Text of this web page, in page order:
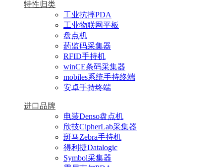
特性归类
工业抗摔PDA
工业物联网平板
盘点机
药监码采集器
RFID手持机
winCE条码采集器
mobiles系统手持终端
安卓手持终端
进口品牌
电装Denso盘点机
欣技CipherLab采集器
斑马Zebra手持机
得利捷Datalogic
Symbol采集器